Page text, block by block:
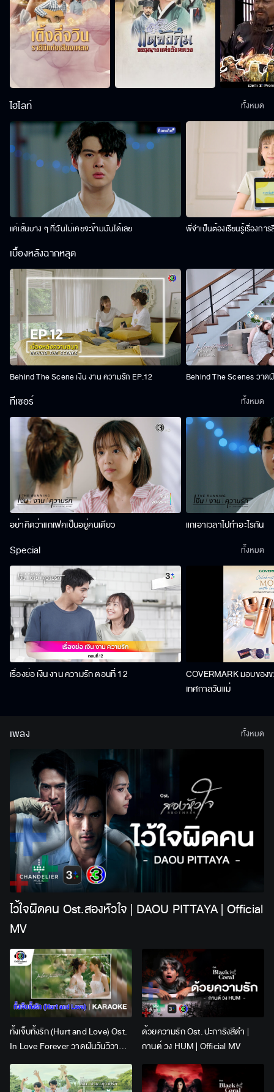
ไฮไลท์
แค่เส้นบาง ๆ ที่ฉันไม่เคยจะข้ามมันได้เลย พี่จำเป็นต้องเรียนรู้เรื่องการ
ทั้งหมด
เบื้องหลังฉากหลุด
Behind The Scene เงิน งาน ความรัก EP.12 Behind The Scenes วาด
ทีเซอร์
อย่าคิดว่าแกเฟคเป็นอยู่คนเดียว แกเอาเวลาไปทำอะไรกัน
ทั้งหมด
Special
เรื่องย่อ เงิน งาน ความรัก ตอนที่ 12
COVERMARK มอบขอ
เทศกาลวันแม่
ทั้งหมด
เพลง
ไว้ใจผิดคน Ost.สองหัวใจ | DAOU PITTAYA | Official
MV
ทั้งเจ็บทั้งรัก (Hurt and Love) Ost.
In Love Forever วาดฝันวันวิวาห์ |
Lingling Kwong x Orm
Kornnaphat | Official Karaoke
ด้วยความรัก Ost. ปะการังสีดำ |
กานต์ วง HUM | Official MV
ทั้งหมด